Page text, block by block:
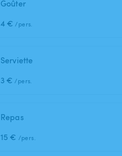
Goûter
4 € /pers.
Serviette
3 € /pers.
Repas
15 € /pers.